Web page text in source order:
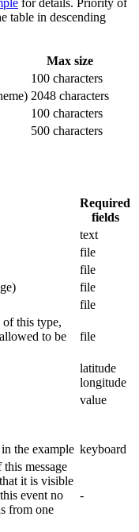
for details. Priority of
table in descending
Max size
100 characters
2048 characters
100 characters
500 characters
Required
fields
text
file
file
file
file
of this type,
to be
file
latitude
longitude
value
the example keyboard
message
it is visible
event no
from one
-